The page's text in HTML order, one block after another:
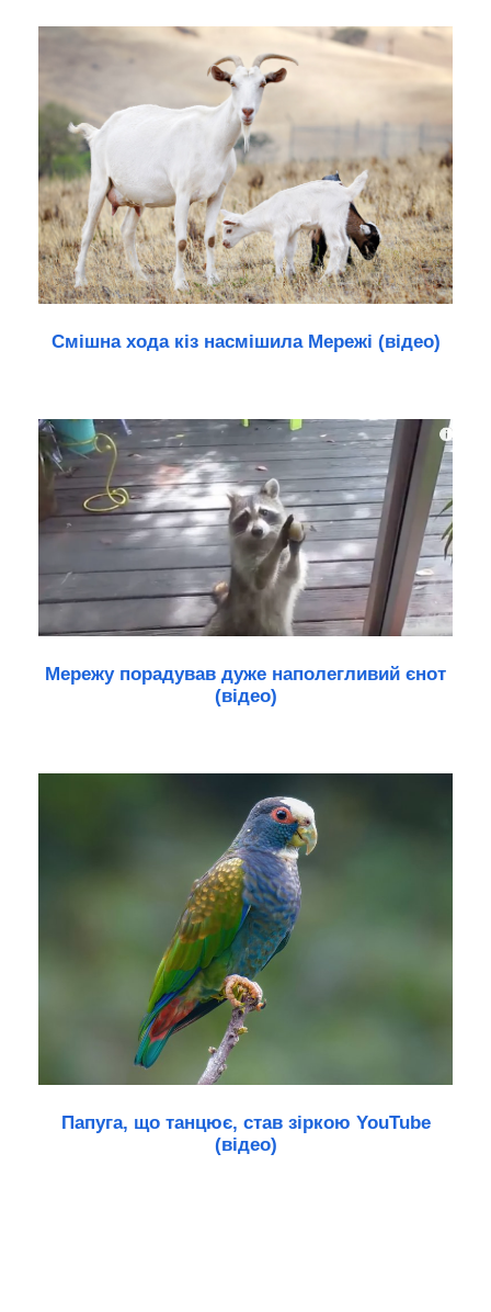
Смішна хода кіз насмішила Мережі (відео)
Мережу порадував дуже наполегливий єнот
(відео)
Папуга, що танцює, став зіркою YouTube
(відео)